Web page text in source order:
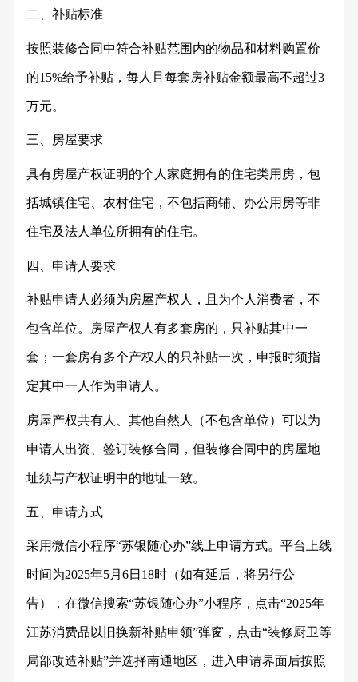
二、补贴标准
按照装修合同中符合补贴范围内的物品和材料购置价
的15%给予补贴，每人且每套房补贴金额最高不超过3
万元。
三、房屋要求
具有房屋产权证明的个人家庭拥有的住宅类用房，包
括城镇住宅、农村住宅，不包括商铺、办公用房等非
住宅及法人单位所拥有的住宅。
四、申请人要求
补贴申请人必须为房屋产权人，且为个人消费者，不
包含单位。房屋产权人有多套房的，只补贴其中一
套；一套房有多个产权人的只补贴一次，申报时须指
定其中一人作为申请人。
房屋产权共有人、其他自然人（不包含单位）可以为
申请人出资、签订装修合同，但装修合同中的房屋地
址须与产权证明中的地址一致。
五、申请方式
采用微信小程序“苏银随心办”线上申请方式。平台上线
时间为2025年5月6日18时（如有延后，将另行公
告），在微信搜索“苏银随心办”小程序，点击“2025年
江苏消费品以旧换新补贴申领”弹窗，点击“装修厨卫等
局部改造补贴”并选择南通地区，进入申请界面后按照